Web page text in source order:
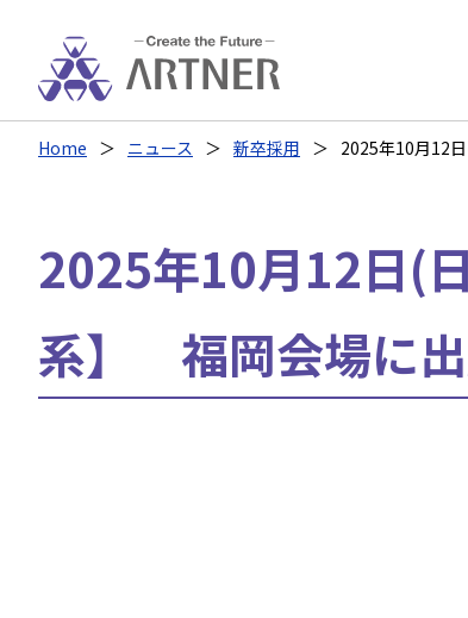
Home ニュース 新卒採用 2025年10月12
2025年10月12日(
系】 福岡会場に出